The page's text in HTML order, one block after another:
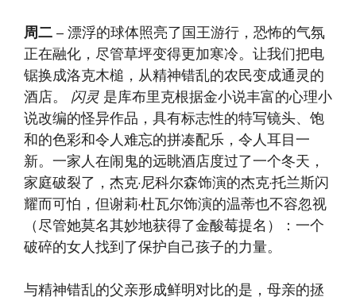
周二 – 漂浮的球体照亮了国王游行，恐怖的气氛
正在融化，尽管草坪变得更加寒冷。让我们把电
锯换成洛克木槌，从精神错乱的农民变成通灵的
酒店。 闪灵 是库布里克根据金小说丰富的心理小
说改编的怪异作品，具有标志性的特写镜头、饱
和的色彩和令人难忘的拼凑配乐，令人耳目一
新。一家人在闹鬼的远眺酒店度过了一个冬天，
家庭破裂了，杰克·尼科尔森饰演的杰克·托兰斯闪
耀而可怕，但谢莉·杜瓦尔饰演的温蒂也不容忽视
（尽管她莫名其妙地获得了金酸莓提名）：一个
破碎的女人找到了保护自己孩子的力量。
与精神错乱的父亲形成鲜明对比的是，母亲的拯